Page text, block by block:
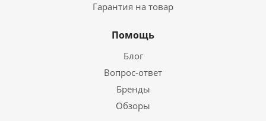
Гарантия на товар
Помощь
Блог
Вопрос-ответ
Бренды
Обзоры